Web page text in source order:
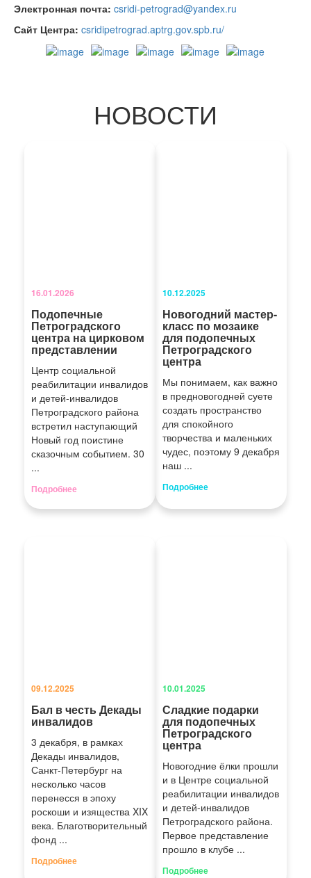
Электронная почта: csridi-petrograd@yandex.ru
Сайт Центра: csridipetrograd.aptrg.gov.spb.ru/
НОВОСТИ
16.01.2026
Подопечные
Петроградского
центра на цирковом
представлении
Центр социальной
реабилитации инвалидов
и детей-инвалидов
Петроградского района
встретил наступающий
Новый год поистине
сказочным событием. 30
...
Подробнее
10.12.2025
Новогодний мастер-
класс по мозаике
для подопечных
Петроградского
центра
Мы понимаем, как важно
в предновогодней суете
создать пространство
для спокойного
творчества и маленьких
чудес, поэтому 9 декабря
наш ...
Подробнее
09.12.2025
Бал в честь Декады
инвалидов
3 декабря, в рамках
Декады инвалидов,
Санкт-Петербург на
несколько часов
перенесся в эпоху
роскоши и изящества XIX
века. Благотворительный
фонд ...
Подробнее
10.01.2025
Сладкие подарки
для подопечных
Петроградского
центра
Новогодние ёлки прошли
и в Центре социальной
реабилитации инвалидов
и детей-инвалидов
Петроградского района.
Первое представление
прошло в клубе ...
Подробнее